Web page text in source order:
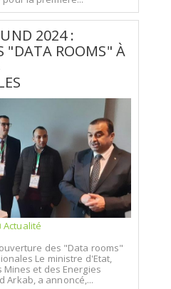
2024 :
"DATA ROOMS" À
Actualité
des "Data rooms"
Le ministre d'Etat,
et des Energies
Arkab, a annoncé,...